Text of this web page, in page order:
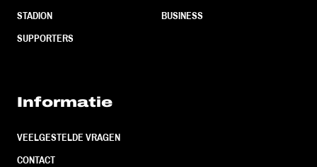
STADION
SUPPORTERS
BUSINESS
Informatie
VEELGESTELDE VRAGEN
CONTACT